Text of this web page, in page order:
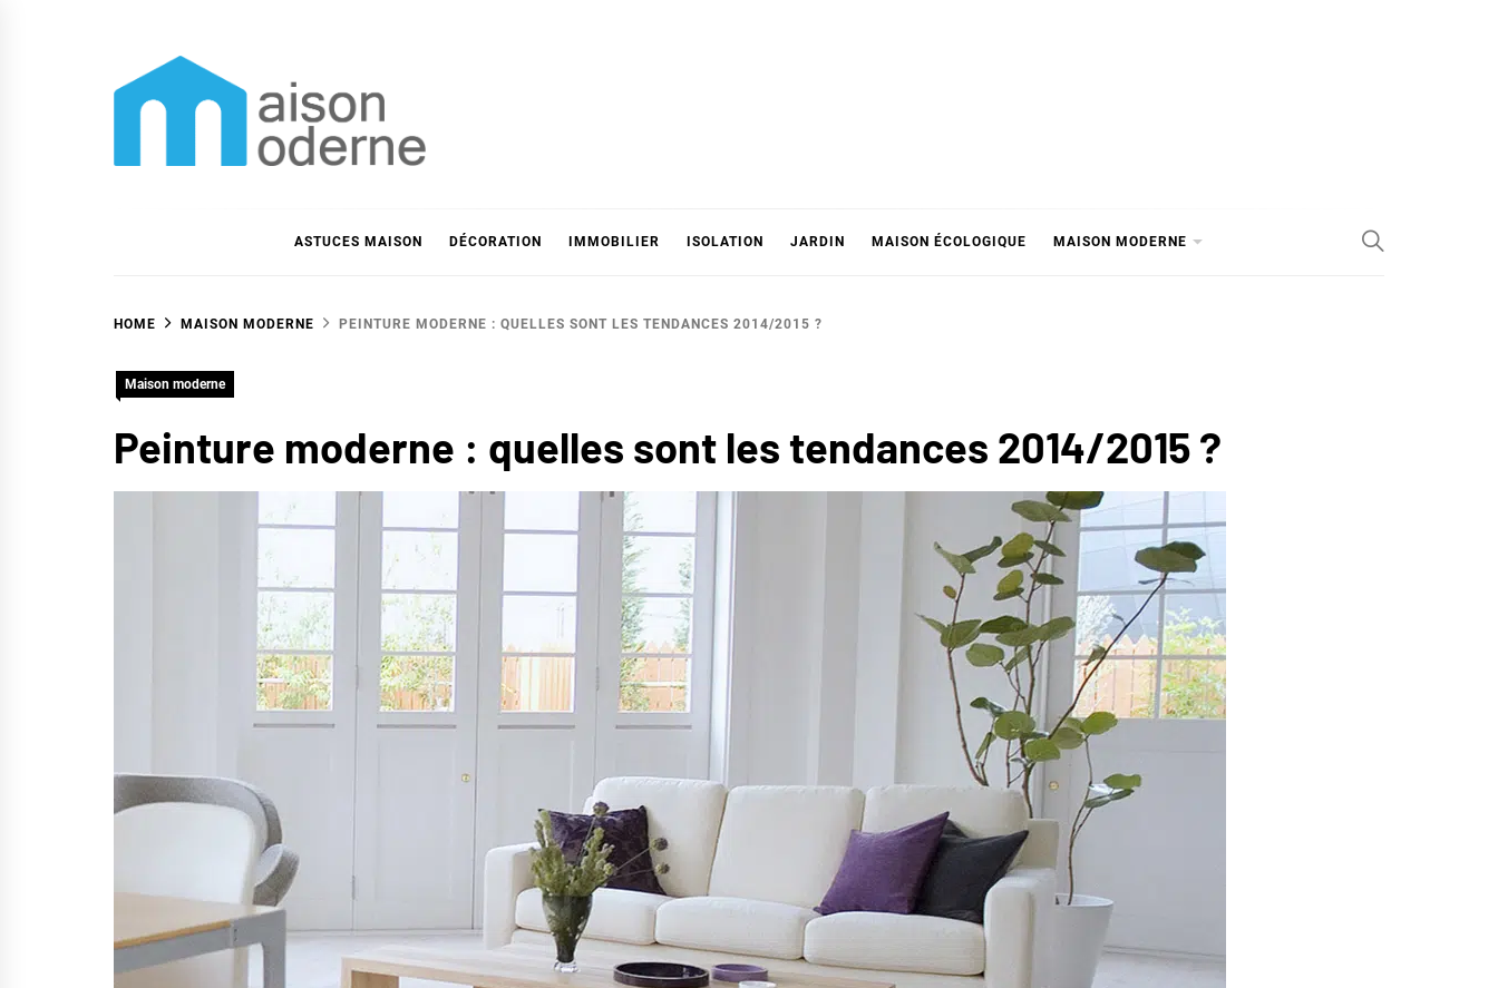
ASTUCES MAISON DÉCORATION IMMOBILIER ISOLATION JARDIN MAISON ÉCOLOGIQUE MAISON MODERNE
HOME MAISON MODERNE PEINTURE MODERNE : QUELLES SONT LES TENDANCES 2014/2015 ?
Maison moderne
Peinture moderne : quelles sont les tendances 2014/2015 ?